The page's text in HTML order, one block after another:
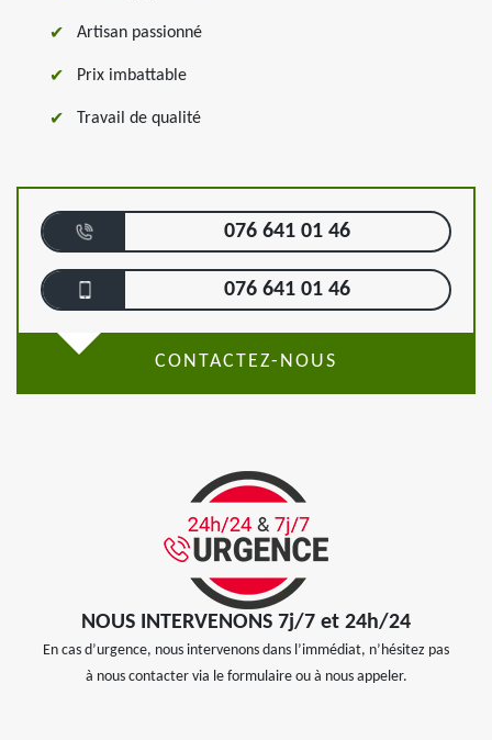
Artisan passionné
Prix imbattable
Travail de qualité
076 641 01 46
076 641 01 46
CONTACTEZ-NOUS
NOUS INTERVENONS 7j/7 et 24h/24
En cas d’urgence, nous intervenons dans l’immédiat, n’hésitez pas
à nous contacter via le formulaire ou à nous appeler.